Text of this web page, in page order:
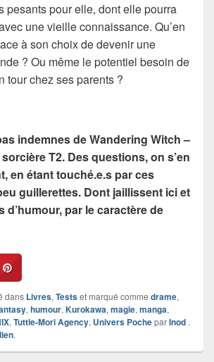
pesants pour elle, dont elle pourra
une vieille connaissance. Qu’en
à son choix de devenir une
? Ou même le potentiel besoin de
tour chez ses parents ?
indemnes de Wandering Witch –
T2. Des questions, on s’en
en étant touché.e.s par ces
guillerettes. Dont jaillissent ici et
d’humour, par le caractère de
dans Livres, Testset marqué comme drame,
, humour, Kurokawa, magie, manga,
, Tuttle-Mori Agency, Univers PocheparInod .
.